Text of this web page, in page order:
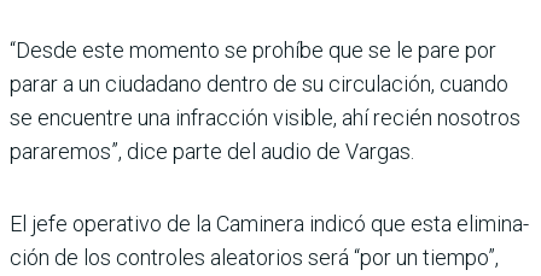
“Desde este momento se pro­híbe que se le pare por
parar a un ciudadano dentro de su cir­culación, cuando
se encuen­tre una infracción visible, ahí recién nosotros
pararemos”, dice parte del audio de Vargas.
El jefe operativo de la Cami­nera indicó que esta elimina­
ción de los controles aleatorios será “por un tiempo”,